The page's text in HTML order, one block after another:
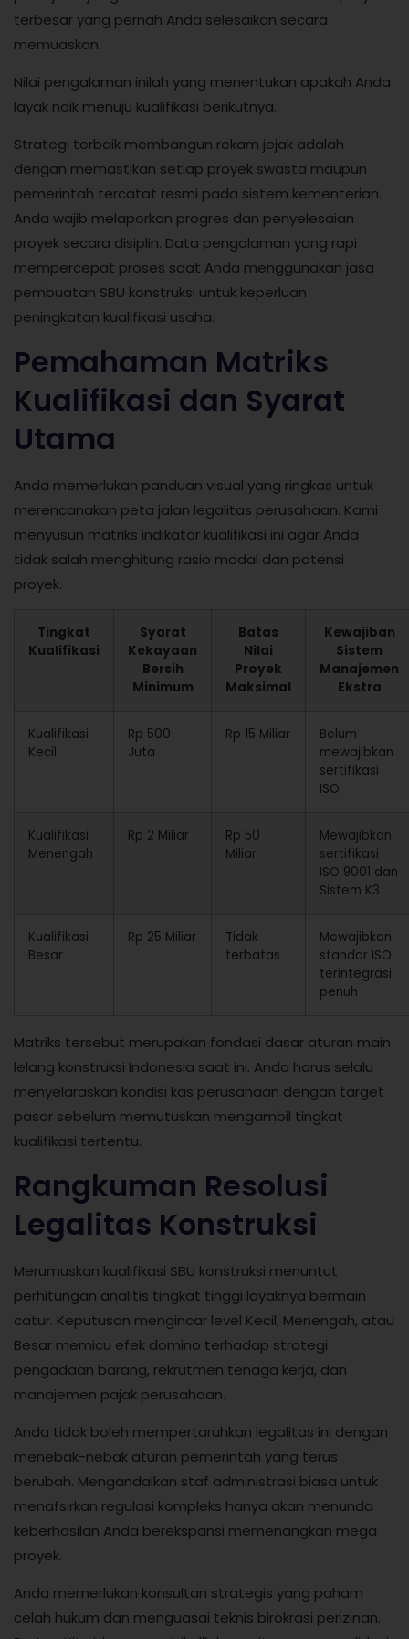
terbesar yang pernah Anda selesaikan secara
memuaskan.
Nilai pengalaman inilah yang menentukan apakah Anda
layak naik menuju kualifikasi berikutnya.
Strategi terbaik membangun rekam jejak adalah
dengan memastikan setiap proyek swasta maupun
pemerintah tercatat resmi pada sistem kementerian.
Anda wajib melaporkan progres dan penyelesaian
proyek secara disiplin. Data pengalaman yang rapi
mempercepat proses saat Anda menggunakan jasa
pembuatan SBU konstruksi untuk keperluan
peningkatan kualifikasi usaha.
Pemahaman Matriks
Kualifikasi dan Syarat
Utama
Anda memerlukan panduan visual yang ringkas untuk
merencanakan peta jalan legalitas perusahaan. Kami
menyusun matriks indikator kualifikasi ini agar Anda
tidak salah menghitung rasio modal dan potensi
proyek.
Tingkat
Kualifikasi
Syarat
Kekayaan
Bersih
Minimum
Batas
Nilai
Proyek
Maksimal
Kewajiban
Sistem
Manajemen
Ekstra
Kualifikasi
Kecil
Rp 500
Juta
Rp 15 Miliar
Belum
mewajibkan
sertifikasi
ISO
Kualifikasi
Menengah
Rp 2 Miliar
Rp 50
Miliar
Mewajibkan
sertifikasi
ISO 9001 dan
Sistem K3
Kualifikasi
Besar
Rp 25 Miliar
Tidak
terbatas
Mewajibkan
standar ISO
terintegrasi
penuh
Matriks tersebut merupakan fondasi dasar aturan main
lelang konstruksi Indonesia saat ini. Anda harus selalu
menyelaraskan kondisi kas perusahaan dengan target
pasar sebelum memutuskan mengambil tingkat
kualifikasi tertentu.
Rangkuman Resolusi
Legalitas Konstruksi
Merumuskan kualifikasi SBU konstruksi menuntut
perhitungan analitis tingkat tinggi layaknya bermain
catur. Keputusan mengincar level Kecil, Menengah, atau
Besar memicu efek domino terhadap strategi
pengadaan barang, rekrutmen tenaga kerja, dan
manajemen pajak perusahaan.
Anda tidak boleh mempertaruhkan legalitas ini dengan
menebak-nebak aturan pemerintah yang terus
berubah. Mengandalkan staf administrasi biasa untuk
menafsirkan regulasi kompleks hanya akan menunda
keberhasilan Anda berekspansi memenangkan mega
proyek.
Anda memerlukan konsultan strategis yang paham
celah hukum dan menguasai teknis birokrasi perizinan.